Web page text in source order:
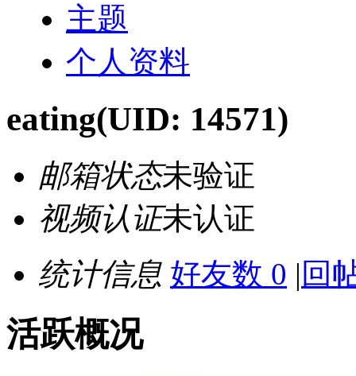
主题
个人资料
eating(UID: 14571)
邮箱状态未验证
视频认证未认证
统计信息 好友数 0 | 回
活跃概况